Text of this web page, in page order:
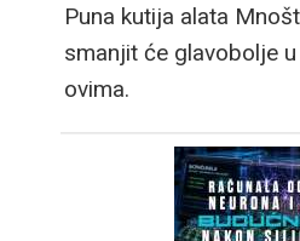
Puna kutija alata
smanjit će glavobolje
ovima.